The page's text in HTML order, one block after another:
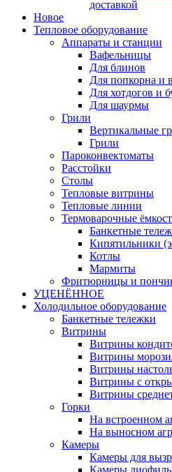
доставкой
Новое
Тепловое оборудование
Аппараты и станции
Вафельницы
Для блинов
Для попкорна и
Для хотдогов и
Для шаурмы
Грили
Вертикальные
Грили
Пароконвектоматы
Расстойки
Столы
Тепловые витрины
Тепловые линии
Термоварочные
Банкетные
Кипятильники
Котлы
Мармиты
Фритюрницы и
УЦЕНЁННОЕ
Холодильное оборудование
Банкетные тележки
Витрины
Витрины
Витрины
Витрины
Витрины с
Витрины
Горки
На встроенном
На выносном
Камеры
Камеры для
Камеры